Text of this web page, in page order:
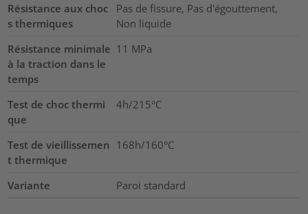
Résistance aux choc
s thermiques
Pas de fissure, Pas d'égouttement,
Non liquide
Résistance minimale
à la traction dans le
temps
11 MPa
Test de choc thermi
que
4h/215°C
Test de vieillissemen
t thermique
168h/160°C
Variante Paroi standard